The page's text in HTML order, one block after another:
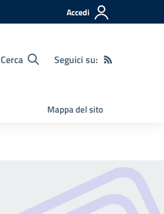
Accedi
Cerca Seguici su:
Mappa del sito